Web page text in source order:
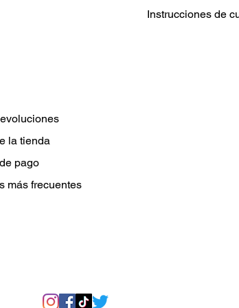
Instrucciones de
No planchar
transferencia de
la tienda
pago
más frecuentes